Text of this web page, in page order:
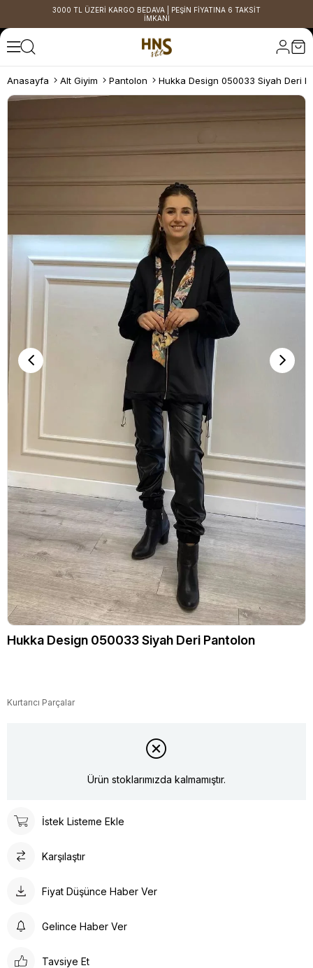
3000 TL ÜZERİ KARGO BEDAVA | PEŞİN FİYATINA 6 TAKSİT
İMKANI
Anasayfa Alt Giyim Pantolon Hukka Design 050033 Siyah Deri
Hukka Design 050033 Siyah Deri Pantolon
Kurtarıcı Parçalar
Ürün stoklarımızda kalmamıştır.
İstek Listeme Ekle
Karşılaştır
Fiyat Düşünce Haber Ver
Gelince Haber Ver
Tavsiye Et